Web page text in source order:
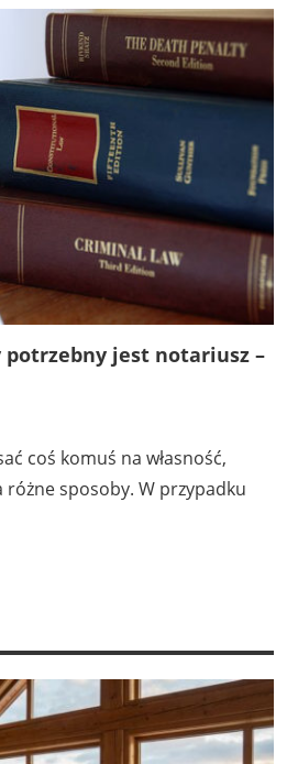
potrzebny jest notariusz –
coś komuś na własność,
sposoby. W przypadku